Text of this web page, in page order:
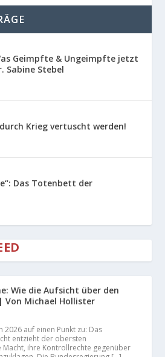
Geimpfte & Ungeimpfte jetzt
Sabine Stebel
Krieg vertuscht werden!
Das Totenbett der
Wie die Aufsicht über den
Von Michael Hollister
2026 auf einen Punkt zu: Das
entzieht der obersten
Macht, ihre Kontrollrechte gegenüber